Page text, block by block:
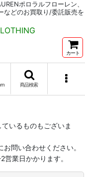
ポロラルフローレン、
などのお買取り/委託販売を
カート
商品検索
いるものもございま
問い合わせください。
業日かかります。